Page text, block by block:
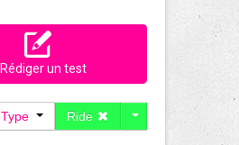
Rédiger un test
Ride
Type